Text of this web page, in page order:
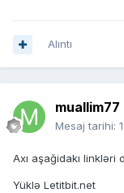
Alıntı
muallim77
Mesaj tarihi:
Axı aşağidakı
Yüklə Letitbit.net